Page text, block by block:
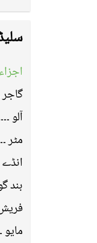
گاجر
آلو
مٹر
انڈے
بند
فریش
مایو